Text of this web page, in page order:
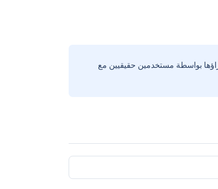
بواسطة مستخدمين حقيقيين مع